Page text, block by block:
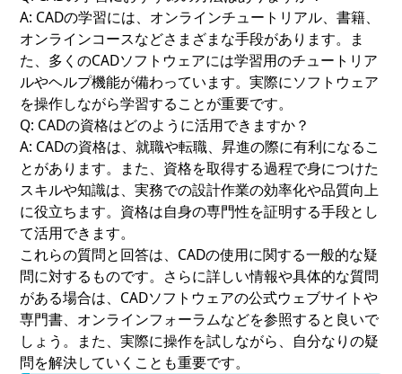
A: CADの学習には、オンラインチュートリアル、書籍、
オンラインコースなどさまざまな手段があります。ま
た、多くのCADソフトウェアには学習用のチュートリア
ルやヘルプ機能が備わっています。実際にソフトウェア
を操作しながら学習することが重要です。
Q: CADの資格はどのように活用できますか？
A: CADの資格は、就職や転職、昇進の際に有利になるこ
とがあります。また、資格を取得する過程で身につけた
スキルや知識は、実務での設計作業の効率化や品質向上
に役立ちます。資格は自身の専門性を証明する手段とし
て活用できます。
これらの質問と回答は、CADの使用に関する一般的な疑
問に対するものです。さらに詳しい情報や具体的な質問
がある場合は、CADソフトウェアの公式ウェブサイトや
専門書、オンラインフォーラムなどを参照すると良いで
しょう。また、実際に操作を試しながら、自分なりの疑
問を解決していくことも重要です。